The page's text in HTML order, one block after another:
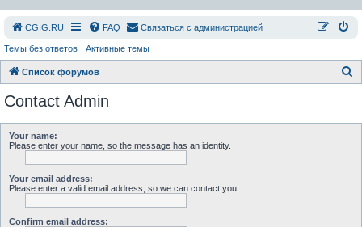
СGIG.RU FAQ Связаться с администрацией
Темы без ответов Активные темы
Список форумов
Contact Admin
Your name:
Please enter your name, so the message has an identity.
Your email address:
Please enter a valid email address, so we can contact you.
Confirm email address: